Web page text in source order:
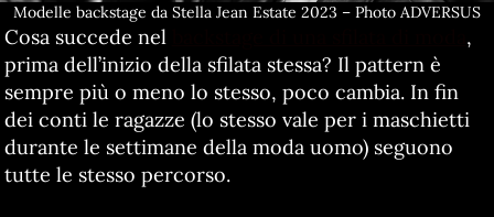
Modelle backstage da Stella Jean Estate 2023 – Photo ADVERSUS
Cosa succede nel
,
prima dell’inizio della sfilata stessa? Il pattern è
sempre più o meno lo stesso, poco cambia. In fin
dei conti le ragazze (lo stesso vale per i maschietti
durante le settimane della moda uomo) seguono
tutte le stesso percorso.